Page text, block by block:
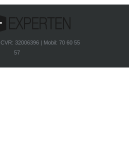
CVR: 32006396 | Mobil: 70 60 55
57